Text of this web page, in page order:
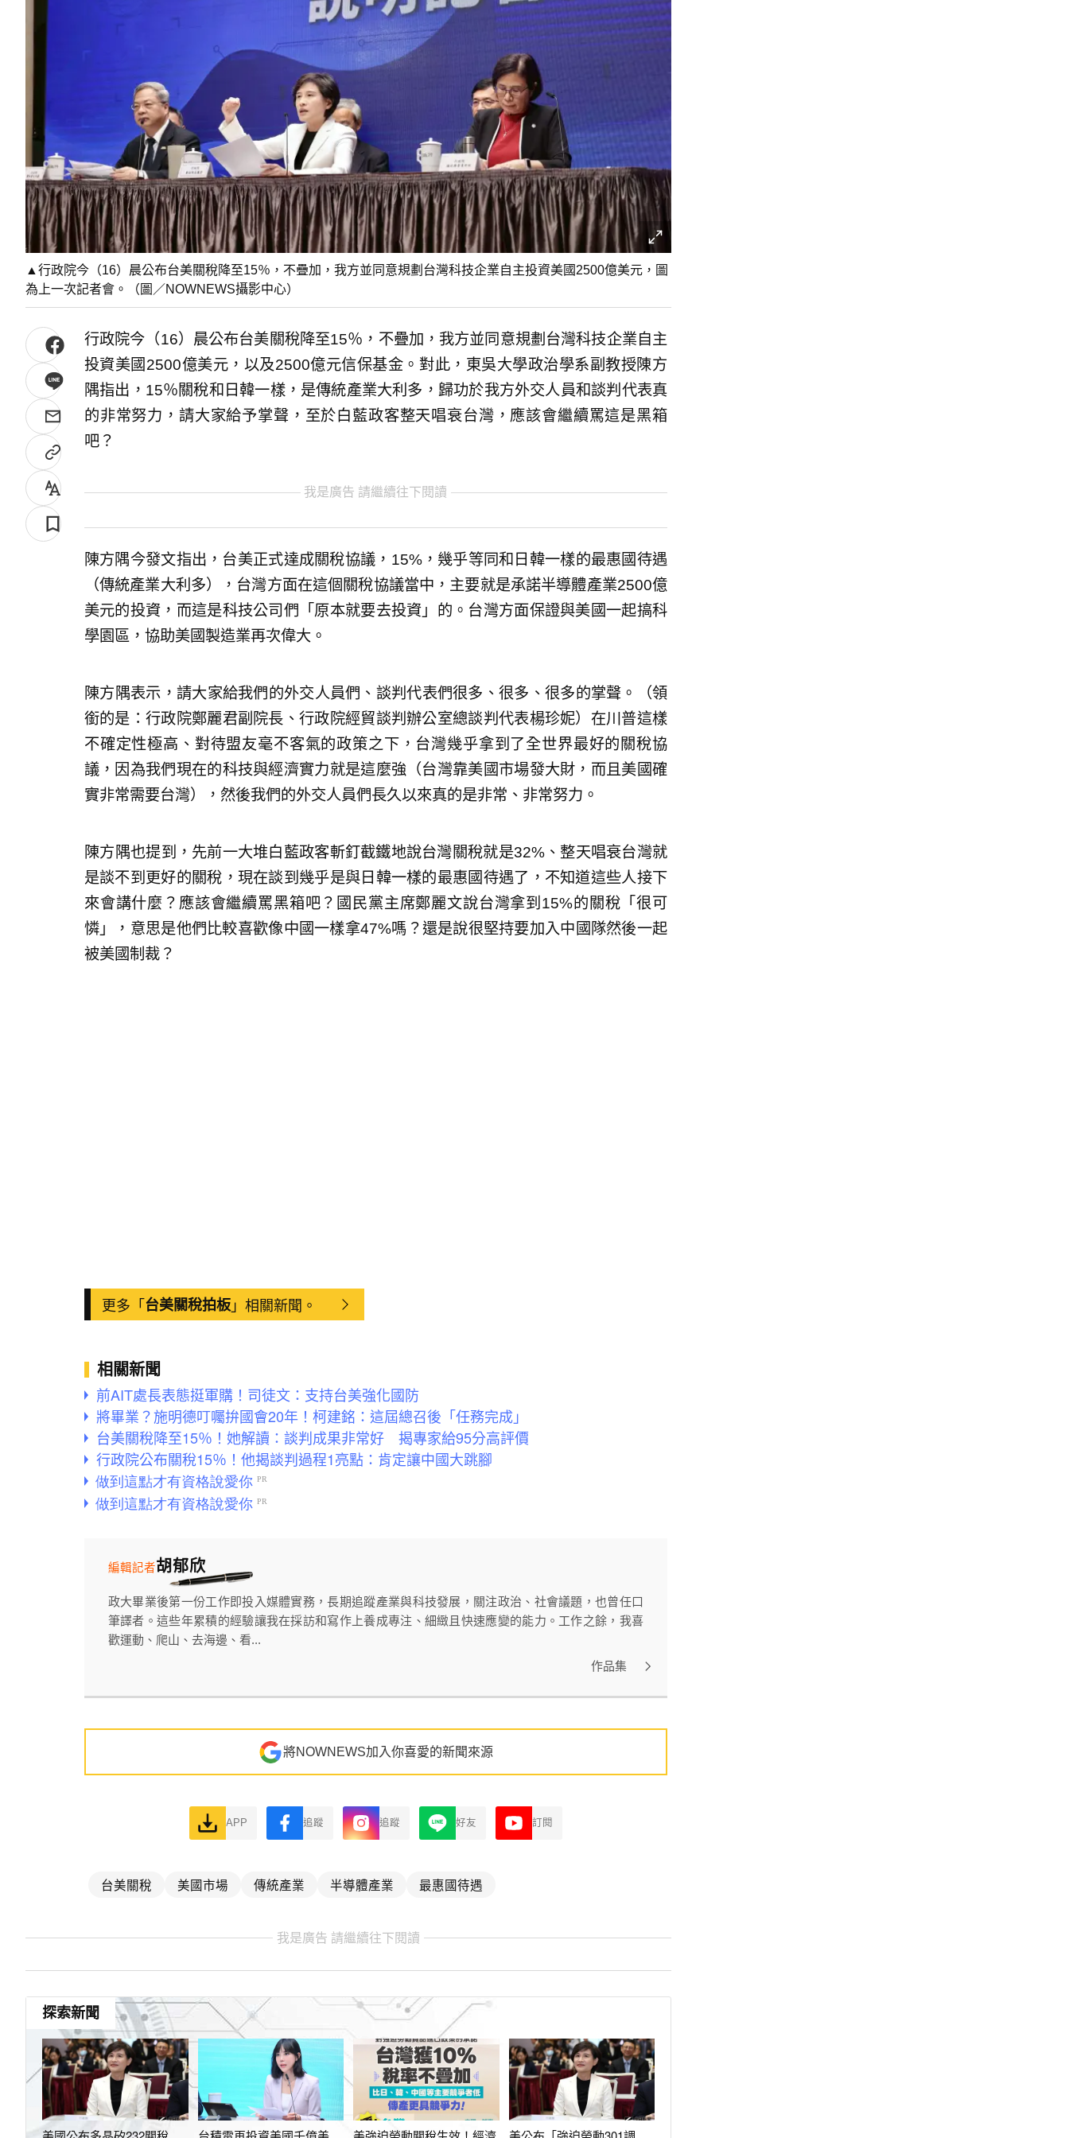
▲行政院今（16）晨公布台美關稅降至15％，不疊加，我方並同意規劃台灣科技企業自主投資美國2500億美元，圖
為上一次記者會。（圖／NOWNEWS攝影中心）
行政院今（16）晨公布台美關稅降至15％，不疊加，我方並同意規劃台灣科技企業自主
投資美國2500億美元，以及2500億元信保基金。對此，東吳大學政治學系副教授陳方
隅指出，15％關稅和日韓一樣，是傳統產業大利多，歸功於我方外交人員和談判代表真
的非常努力，請大家給予掌聲，至於白藍政客整天唱衰台灣，應該會繼續罵這是黑箱
吧？
我是廣告 請繼續往下閱讀
陳方隅今發文指出，台美正式達成關稅協議，15%，幾乎等同和日韓一樣的最惠國待遇
（傳統產業大利多），台灣方面在這個關稅協議當中，主要就是承諾半導體產業2500億
美元的投資，而這是科技公司們「原本就要去投資」的。台灣方面保證與美國一起搞科
學園區，協助美國製造業再次偉大。
​陳方隅表示，請大家給我們的外交人員們、談判代表們很多、很多、很多的掌聲。（領
銜的是：行政院鄭麗君副院長、行政院經貿談判辦公室總談判代表楊珍妮）在川普這樣
不確定性極高、對待盟友毫不客氣的政策之下，台灣幾乎拿到了全世界最好的關稅協
議，因為我們現在的科技與經濟實力就是這麼強（台灣靠美國市場發大財，而且美國確
實非常需要台灣），然後我們的外交人員們長久以來真的是非常、非常努力。
​陳方隅也提到，先前一大堆白藍政客斬釘截鐵地說台灣關稅就是32%、整天唱衰台灣就
是談不到更好的關稅，現在談到幾乎是與日韓一樣的最惠國待遇了，不知道這些人接下
來會講什麼？應該會繼續罵黑箱吧？國民黨主席鄭麗文說台灣拿到15%的關稅「很可
憐」，意思是他們比較喜歡像中國一樣拿47%嗎？還是說很堅持要加入中國隊然後一起
被美國制裁？
更多「台美關稅拍板」相關新聞。
相關新聞
前AIT處長表態挺軍購！司徒文：支持台美強化國防
將畢業？施明德叮囑拚國會20年！柯建銘：這屆總召後「任務完成」
台美關稅降至15％！她解讀：談判成果非常好 揭專家給95分高評價
行政院公布關稅15％！他揭談判過程1亮點：肯定讓中國大跳腳
胡郁欣
編輯記者
政大畢業後第一份工作即投入媒體實務，長期追蹤產業與科技發展，關注政治、社會議題，也曾任口
筆譯者。這些年累積的經驗讓我在採訪和寫作上養成專注、細緻且快速應變的能力。工作之餘，我喜
歡運動、爬山、去海邊、看...
作品集
將NOWNEWS加入你喜愛的新聞來源
APP 追蹤 追蹤 好友 訂閱
台美關稅 美國市場 傳統產業 半導體產業 最惠國待遇
我是廣告 請繼續往下閱讀
探索新聞